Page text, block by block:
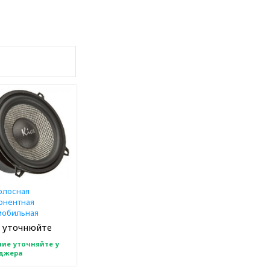
система
5.2
уточнюйте
уточняйте у